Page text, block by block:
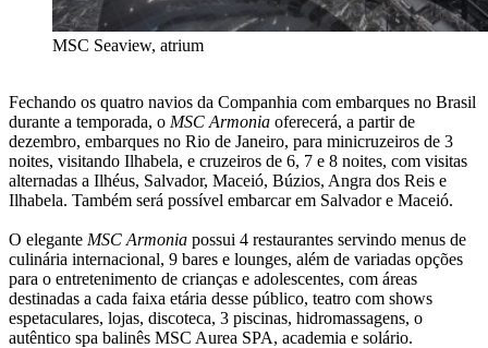
MSC Seaview, atrium
Fechando os quatro navios da Companhia com embarques no Brasil
durante a temporada, o MSC Armonia oferecerá, a partir de
dezembro, embarques no Rio de Janeiro, para minicruzeiros de 3
noites, visitando Ilhabela, e cruzeiros de 6, 7 e 8 noites, com visitas
alternadas a Ilhéus, Salvador, Maceió, Búzios, Angra dos Reis e
Ilhabela. Também será possível embarcar em Salvador e Maceió.
O elegante MSC Armonia possui 4 restaurantes servindo menus de
culinária internacional, 9 bares e lounges, além de variadas opções
para o entretenimento de crianças e adolescentes, com áreas
destinadas a cada faixa etária desse público, teatro com shows
espetaculares, lojas, discoteca, 3 piscinas, hidromassagens, o
autêntico spa balinês MSC Aurea SPA, academia e solário.